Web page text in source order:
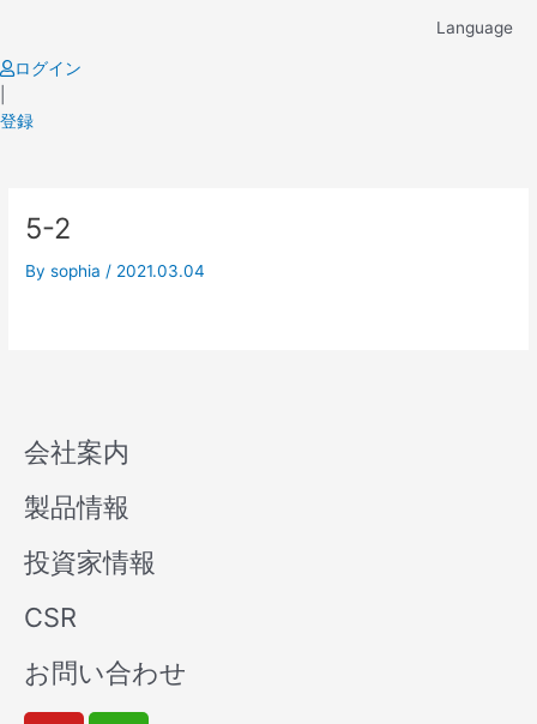
content
Language
ログイン
登録
5-2
Bysophia / 2021.03.04
会社案内
製品情報
投資家情報
CSR
お問い合わせ